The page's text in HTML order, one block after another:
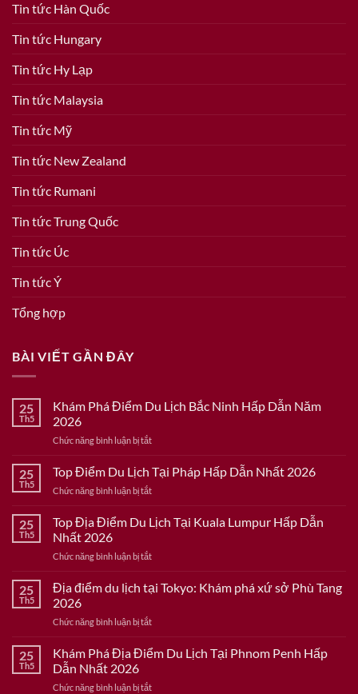
Tin tức Hàn Quốc
Tin tức Hungary
Tin tức Hy Lạp
Tin tức Malaysia
Tin tức Mỹ
Tin tức New Zealand
Tin tức Rumani
Tin tức Trung Quốc
Tin tức Úc
Tin tức Ý
Tổng hợp
BÀI VIẾT GẦN ĐÂY
25
Th5
Khám Phá Điểm Du Lịch Bắc Ninh Hấp Dẫn Năm
2026
Chức năng bình luận bị tắtở
Phá
Điểm
Du
Bắc
Dẫn
2026
25
Th5
Top Điểm Du Lịch Tại Pháp Hấp Dẫn Nhất 2026
Chức năng bình luận bị tắtở
Điểm
Du
Tại
Hấp
2026
25
Th5
Top Địa Điểm Du Lịch Tại Kuala Lumpur Hấp Dẫn
Nhất 2026
Chức năng bình luận bị tắtở
Địa
Điểm
Lịch
Kuala
Dẫn
25
Th5
Địa điểm du lịch tại Tokyo: Khám phá xứ sở Phù Tang
2026
Chức năng bình luận bị tắtở
điểm
du
tại
25
Th5
Khám Phá Địa Điểm Du Lịch Tại Phnom Penh Hấp
Dẫn Nhất 2026
Chức năng bình luận bị tắtở